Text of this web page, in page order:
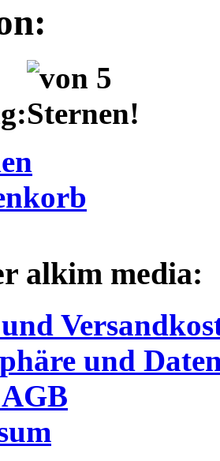
alkim media:
und